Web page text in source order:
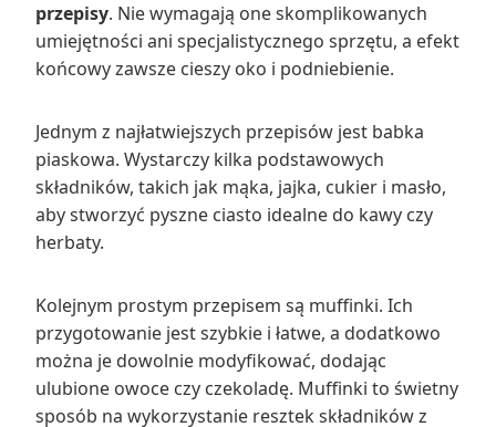
przepisy. Nie wymagają one skomplikowanych
umiejętności ani specjalistycznego sprzętu, a efekt
końcowy zawsze cieszy oko i podniebienie.
Jednym z najłatwiejszych przepisów jest babka
piaskowa. Wystarczy kilka podstawowych
składników, takich jak mąka, jajka, cukier i masło,
aby stworzyć pyszne ciasto idealne do kawy czy
herbaty.
Kolejnym prostym przepisem są muffinki. Ich
przygotowanie jest szybkie i łatwe, a dodatkowo
można je dowolnie modyfikować, dodając
ulubione owoce czy czekoladę. Muffinki to świetny
sposób na wykorzystanie resztek składników z